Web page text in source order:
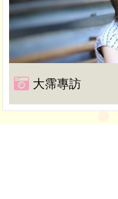
大霈專訪